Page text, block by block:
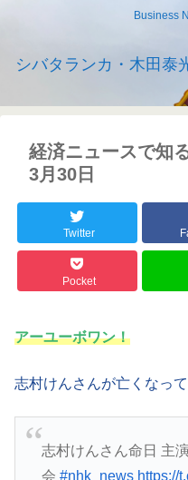
Business
シバタランカ・木田泰
経済ニュースで知
3月30日
Twitter
Pocket
アーユーボワン！
志村けんさんが亡くなって
志村けんさん命日 主
会 #nhk_news https://